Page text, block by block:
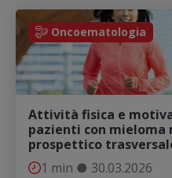
Oncoematologia
Attività fisica e
pazienti con
prospettico
1 min ● 30.03.2026